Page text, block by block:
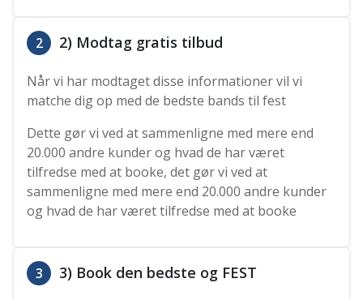
2 2) Modtag gratis tilbud
Når vi har modtaget disse informationer vil vi
matche dig op med de bedste bands til fest
Dette gør vi ved at sammenligne med mere end
20.000 andre kunder og hvad de har været
tilfredse med at booke, det gør vi ved at
sammenligne med mere end 20.000 andre kunder
og hvad de har været tilfredse med at booke
3 3) Book den bedste og FEST